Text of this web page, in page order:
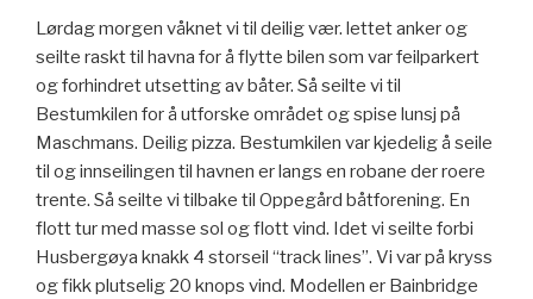
Lørdag morgen våknet vi til deilig vær. lettet anker og
seilte raskt til havna for å flytte bilen som var feilparkert
og forhindret utsetting av båter. Så seilte vi til
Bestumkilen for å utforske området og spise lunsj på
Maschmans. Deilig pizza. Bestumkilen var kjedelig å seile
til og innseilingen til havnen er langs en robane der roere
trente. Så seilte vi tilbake til Oppegård båtforening. En
flott tur med masse sol og flott vind. Idet vi seilte forbi
Husbergøya knakk 4 storseil “track lines”. Vi var på kryss
og fikk plutselig 20 knops vind. Modellen er Bainbridge